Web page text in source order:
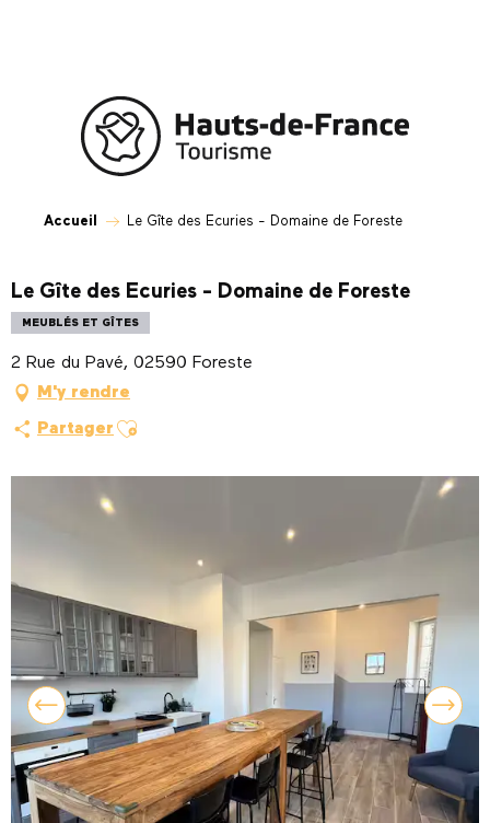
Accueil Le Gîte des Ecuries - Domaine de Foreste
Le Gîte des Ecuries - Domaine de Foreste
MEUBLÉS ET GÎTES
2 Rue du Pavé, 02590 Foreste
M'y rendre
Partager Ajouter aux favoris